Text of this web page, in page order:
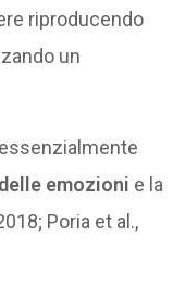
riproducendo
un
emozioni e la
Poria et al.,